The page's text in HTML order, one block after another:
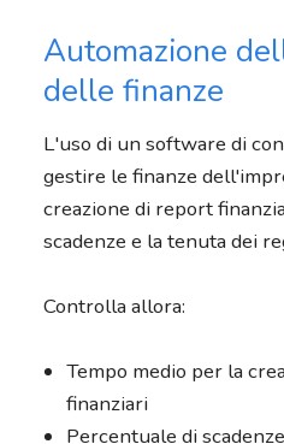
Automazione
delle finanze
L'uso di un software di
gestire le finanze
creazione di report
scadenze e la tenuta dei
Controlla allora:
Tempo medio per la
finanziari
Percentuale di